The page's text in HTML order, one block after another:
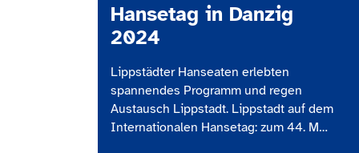
westfälische Hansestädte informieren
und…
Hansetag in Danzig
2024
Lippstädter Hanseaten erlebten
spannendes Programm und regen
Austausch Lippstadt. Lippstadt auf dem
Internationalen Hansetag: zum 44. Mal